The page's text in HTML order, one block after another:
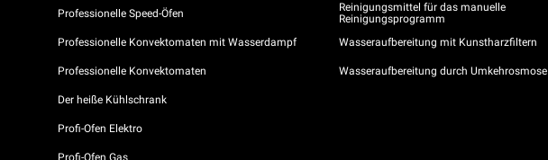
Professionelle Speed-Öfen
Professionelle Konvektomaten mit Wasserdampf
Professionelle Konvektomaten
Der heiße Kühlschrank
Profi-Ofen Elektro
Profi-Ofen Gas
Reinigungsmittel für das manuelle
Reinigungsprogramm
Wasseraufbereitung mit Kunstharzfiltern
Wasseraufbereitung durch Umkehrosmose